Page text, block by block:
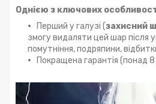
Однією з ключових
Перший у галузі (захисний
змогу видаляти цей шар після
помутніння, подряпини,
Покращена гарантія (понад 8